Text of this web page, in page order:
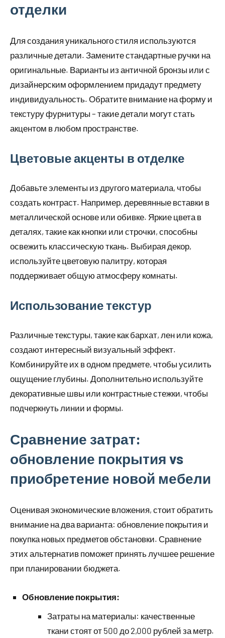
отделки
Для создания уникального стиля используются
различные детали. Замените стандартные ручки на
оригинальные. Варианты из античной бронзы или с
дизайнерским оформлением придадут предмету
индивидуальность. Обратите внимание на форму и
текстуру фурнитуры – такие детали могут стать
акцентом в любом пространстве.
Цветовые акценты в отделке
Добавьте элементы из другого материала, чтобы
создать контраст. Например, деревянные вставки в
металлической основе или обивке. Яркие цвета в
деталях, такие как кнопки или строчки, способны
освежить классическую ткань. Выбирая декор,
используйте цветовую палитру, которая
поддерживает общую атмосферу комнаты.
Использование текстур
Различные текстуры, такие как бархат, лен или кожа,
создают интересный визуальный эффект.
Комбинируйте их в одном предмете, чтобы усилить
ощущение глубины. Дополнительно используйте
декоративные швы или контрастные стежки, чтобы
подчеркнуть линии и формы.
Сравнение затрат:
обновление покрытия vs
приобретение новой мебели
Оценивая экономические вложения, стоит обратить
внимание на два варианта: обновление покрытия и
покупка новых предметов обстановки. Сравнение
этих альтернатив поможет принять лучшее решение
при планировании бюджета.
Обновление покрытия:
Затраты на материалы: качественные
ткани стоят от 500 до 2,000 рублей за метр.